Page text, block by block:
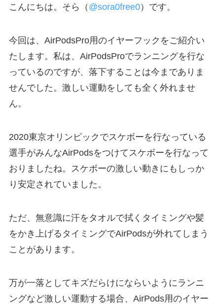
こんにちは。そら（ @sora0free0）です。
今回は、AirPodsPro用のイヤーフックをご紹介い
たします。私は、AirPodsProでランニングを行な
っているのですが、落下することは今までありま
せんでした。激しい運動をしても全く外れませ
ん。
2020東京オリンピックでスケボーを行なっている
選手がみんなAirPodsをつけてスケボーを行なって
おりましたね。スケボーの激しい動きにもしっか
り安定されていました。
ただ、無意識に汗をタオルで拭くタイミングや髪
をかき上げるタイミングでAirPodsが外れてしまう
ことがあります。
万が一落としてキズだらけにならいようにランニ
ングなど激しい運動する場合、AirPods用のイヤー